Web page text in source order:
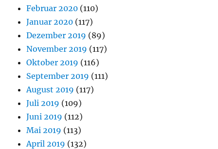
Februar 2020 (110)
Januar 2020 (117)
Dezember 2019 (89)
November 2019 (117)
Oktober 2019 (116)
September 2019 (111)
August 2019 (117)
Juli 2019 (109)
Juni 2019 (112)
Mai 2019 (113)
April 2019 (132)